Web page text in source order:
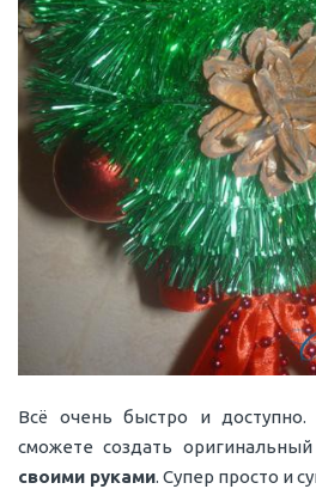
Всё очень быстро и
сможете создать оригинальный
своими руками. Супер просто и